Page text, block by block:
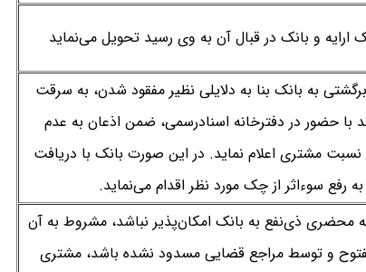
و بانک در قبال آن به وی رسید تحویل می‌نماید
به بانک بنا به دلایلی نظیر مفقود شدن، به سرقت
حضور در دفترخانه اسنادرسمی، ضمن اذعان به عدم
مشتری اعلام نماید. در این صورت بانک با دریافت
رفع سوءاثر از چک مورد نظر اقدام می‌نماید.
محضری ذی‌نفع به بانک امکان‌پذیر نباشد، مشروط به آن
و توسط مراجع قضایی مسدود نشده باشد، مشتری